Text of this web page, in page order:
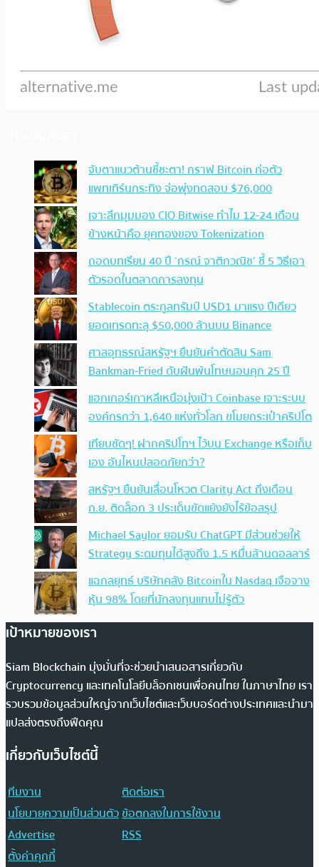
จับตาแนวต้านชี้ชะตา! กราฟ Bitcoin ก่อตัว
แพทเทิร์นกระทิง จ่อพุ่งทดสอบ $76,000
เจาะลึกมุมมอง CIO Bitwise ทำไม 12-24 เดือน
ข้างหน้าคือ ยุคทองของ Tokenization
ถอดบทเรียน 40 ปี ‘กรณ์ จาติกวณิช’ ชี้ 5 วิธีเอา
ตัวรอดในตลาดการลงทุน
Stablecoin ตระกูลทรัมป์ USD1 มาแรง ปีเดียว
ยอดเทรดทะลุ $50,000 ล้านบน Binance
ศาลอุทธรณ์สหรัฐฯ ยืนยันคำตัดสิน Sam
Bankman-Fried ดับฝันพ้นโทษนอนคุก 25 ปี
แฮกเกอร์เกาหลีเหนือมุ่งเป้า Coinbase เจาะระบบ
องค์กรกว่า 1,640 แห่งทั่วโลก ขโมยกระเป๋าคริปโต
เทียบชัดๆ! ฝากคริปโทฯ ไว้บน Exchange หรือเก็บ
เอง อันไหนปลอดภัยกว่า?
สหรัฐฯ ยืนยันเลื่อนโหวต Clarity Act ถึงเดือน
ก.ย. ติดล็อก 3 ประเด็นขัดแย้งยังไร้ข้อสรุป
Michael Saylor ยอมรับ ChatGPT มีส่วนช่วยให้
Strategy ระดมทุนได้สูงถึง 1.5 หมื่นล้านดอลลาร์
แฉกลยุทธ์ บริษัทคลัง Bitcoinใน Nasdaq เจือจาง
หุ้น 98% โดยที่นักลงทุนแทบไม่รู้ตัว
เป้าหมายของเรา
Siam Blockchain มุ่งมั่นที่จะช่วยนำเสนอสารเกี่ยวกับ
Cryptocurrency และเทคโนโลยีบล็อกเชนเพื่อคนไทย ในภาษาไทย เรา
รวบรวมข้อมูลส่วนใหญ่จากเว็บไซต์และเว็บบอร์ดต่างประเทศและนำมา
แปลส่งตรงถึงฟีดคุณ
เกี่ยวกับเว็บไซต์นี้
ทีมงาน
ติดต่อเรา
นโยบายความเป็นส่วนตัวข้อตกลงในการใช้งาน
Advertise
RSS
ตั้งค่าคุกกี้